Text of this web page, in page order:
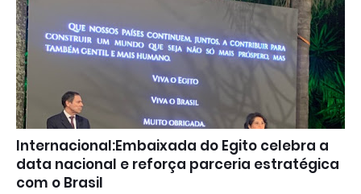
Internacional:Embaixada do Egito celebra a
data nacional e reforça parceria estratégica
com o Brasil